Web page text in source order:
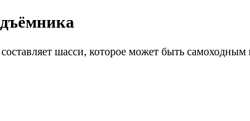
шасси, которое может быть